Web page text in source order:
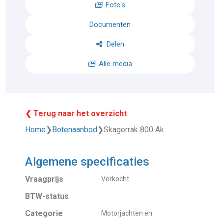
Foto's
Documenten
Delen
Alle media
❮ Terug naar het overzicht
Home❯Botenaanbod❯Skagerrak 800 Ak
Algemene specificaties
Vraagprijs Verkocht
BTW-status
Categorie
Motorjachten en